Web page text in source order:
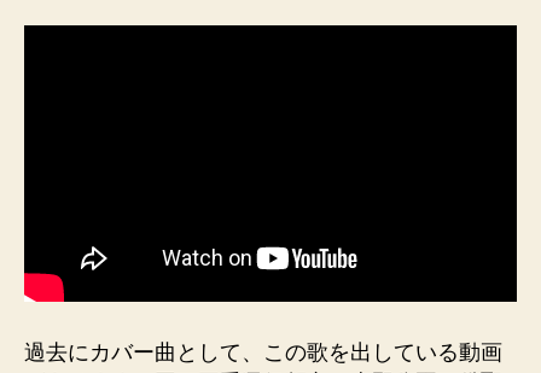
過去にカバー曲として、この歌を出している動画